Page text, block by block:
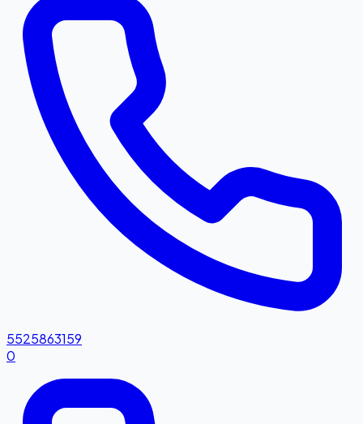
5525863159
0